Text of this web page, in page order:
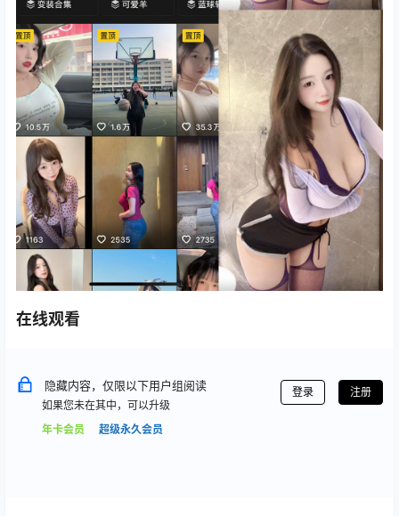
在线观看
隐藏内容，仅限以下用户组阅读
如果您未在其中，可以升级
年卡会员
超级永久会员
登录 注册